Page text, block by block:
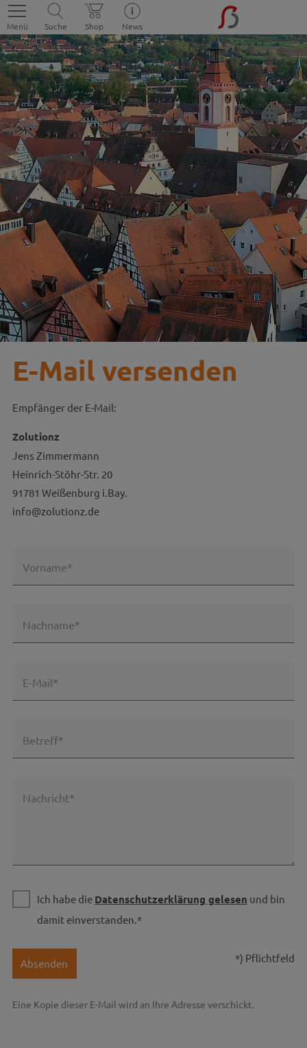
Menü Suche Shop News
E-Mail versenden
Empfänger der E-Mail:
Zolutionz
Jens Zimmermann
Heinrich-Stöhr-Str. 20
91781 Weißenburg i.Bay.
info@zolutionz.de
Vorname*
Nachname*
E-Mail*
Betreff*
Nachricht*
Ich habe die Datenschutzerklärung gelesen und bin
damit einverstanden.*
Absenden *) Pflichtfeld
Eine Kopie dieser E-Mail wird an Ihre Adresse verschickt.